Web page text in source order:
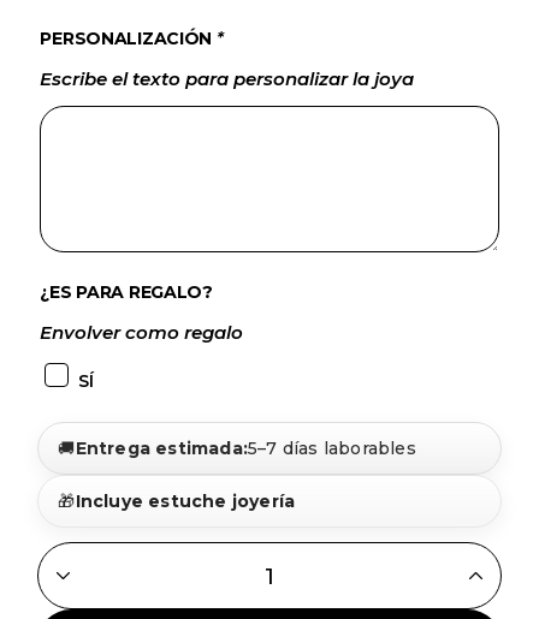
PERSONALIZACIÓN *
Escribe el texto para personalizar la joya
¿ES PARA REGALO?
Envolver como regalo
SÍ
🚚Entrega estimada:5–7 días laborables
🎁Incluye estuche joyería
GARGANTILLA LETRAS COLGANDO FORMANDO NOMBRE